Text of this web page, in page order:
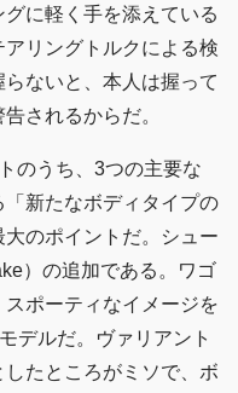
に軽く手を添えている
リングトルクによる検
ないと、本人は握って
されるからだ。
のうち、3つの主要な
新たなボディタイプの
のポイントだ。シュー
）の追加である。ワゴ
ポーティなイメージを
デルだ。ヴァリアント
たところがミソで、ボ